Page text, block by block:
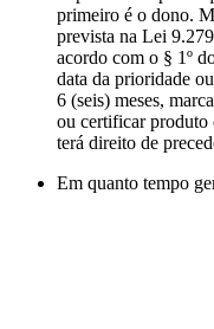
primeiro é o dono.
prevista na Lei
acordo com o § 1º
data da prioridade
6 (seis) meses,
ou certificar produto
terá direito de
Em quanto tempo